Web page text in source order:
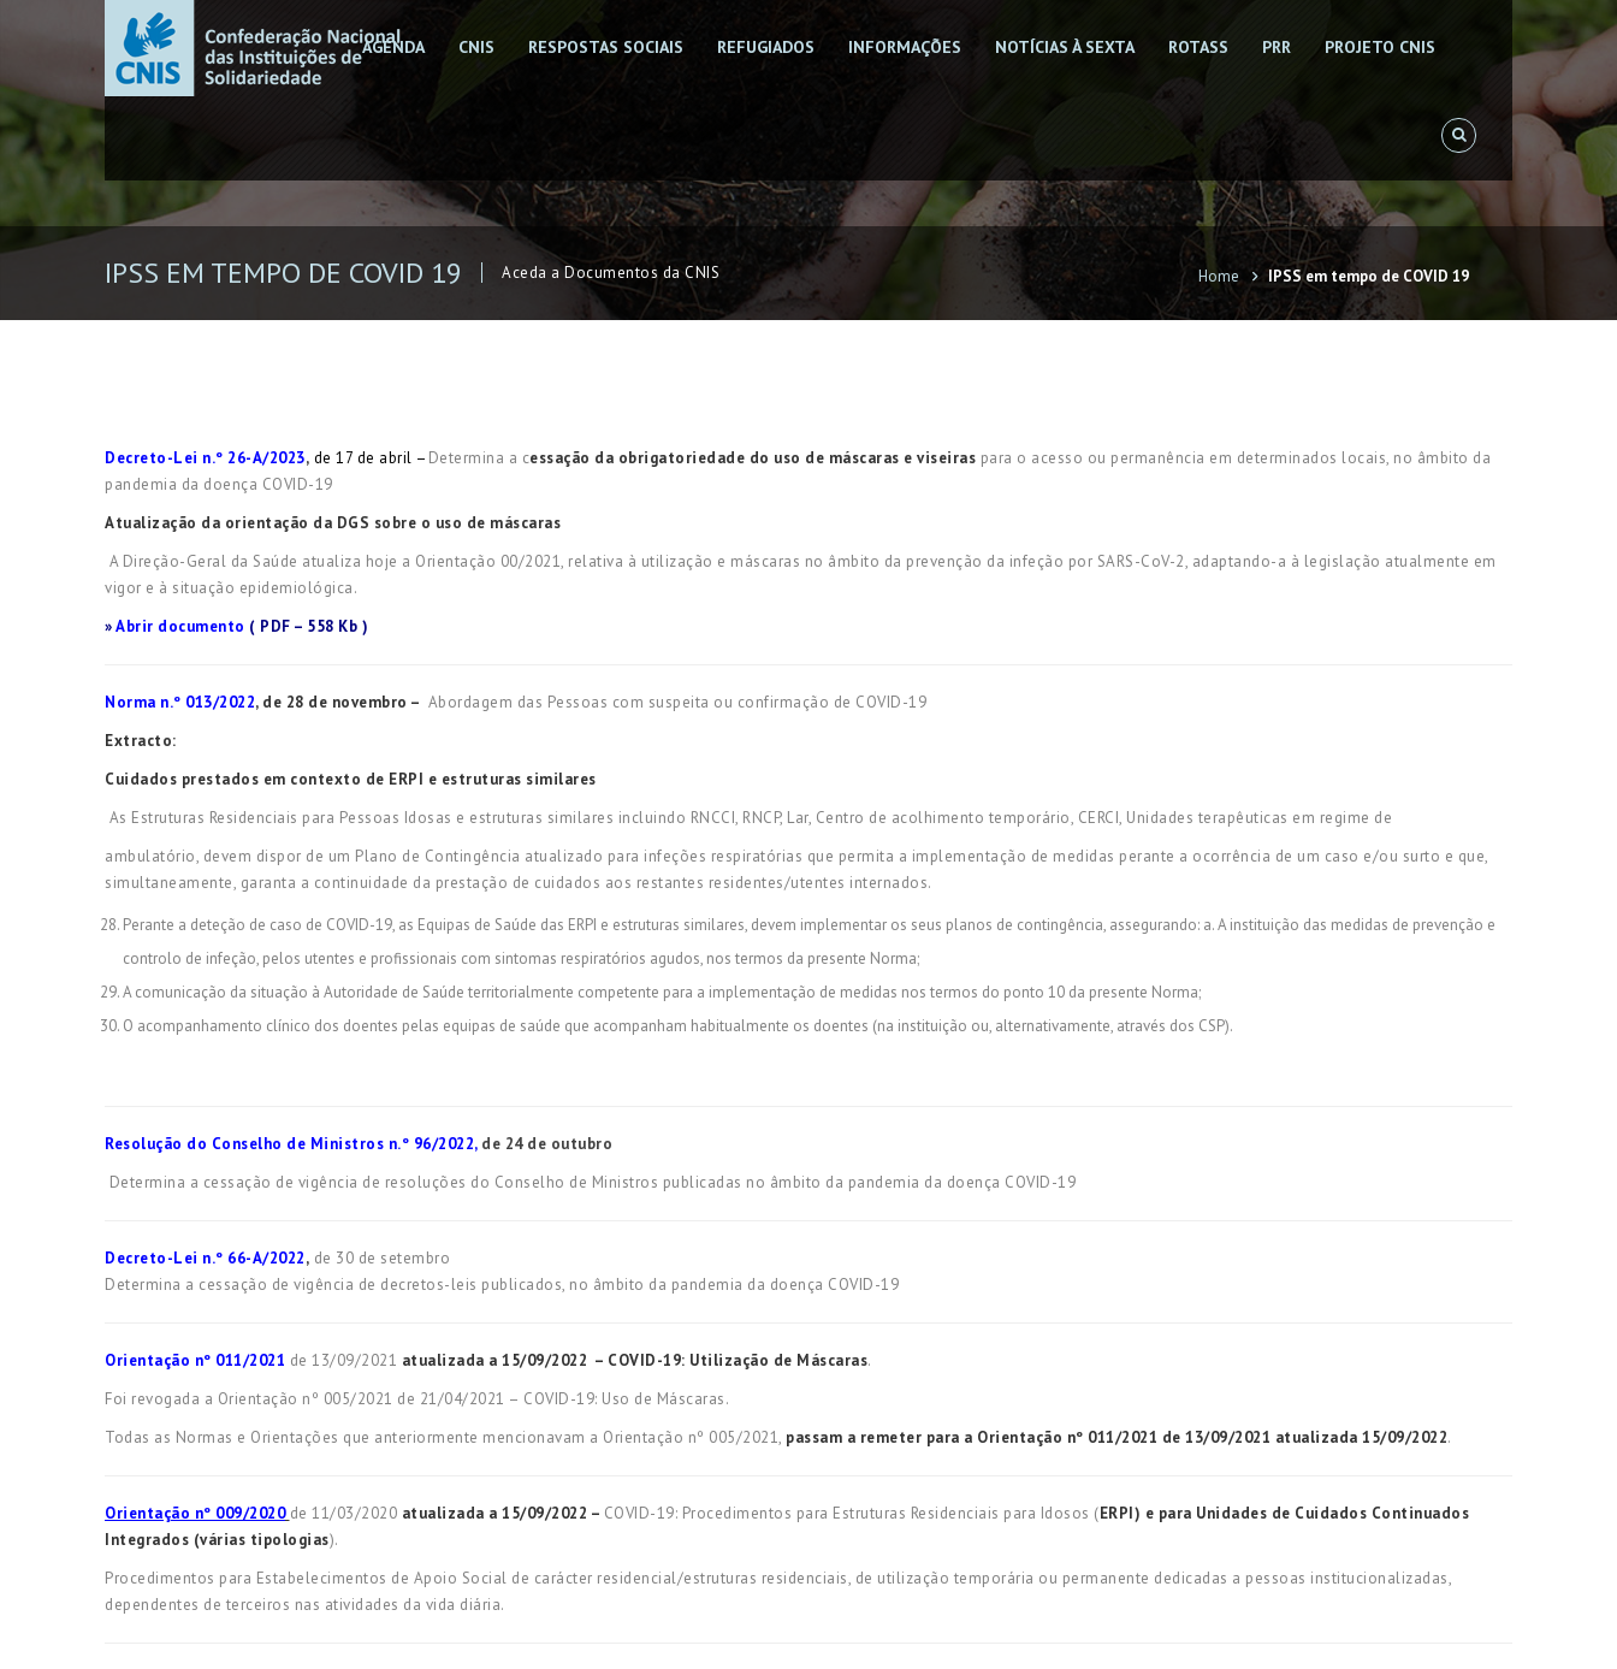
AGENDA CNIS RESPOSTAS SOCIAIS REFUGIADOS INFORMAÇÕES NOTÍCIAS À SEXTA ROTASS PRR PROJETO CNIS
IPSS EM TEMPO DE COVID 19 Aceda a Documentos da CNIS Home IPSS em tempo de COVID 19
Decreto-Lei n.º 26-A/2023, de 17 de abril – Determina a cessação da obrigatoriedade do uso de máscaras e viseiras para o acesso ou permanência em determinados locais, no âmbito da
pandemia da doença COVID-19
Atualização da orientação da DGS sobre o uso de máscaras
A Direção-Geral da Saúde atualiza hoje a Orientação 00/2021, relativa à utilização e máscaras no âmbito da prevenção da infeção por SARS-CoV-2, adaptando-a à legislação atualmente em
vigor e à situação epidemiológica.
»Abrir documento ( PDF – 558 Kb )
Norma n.º 013/2022, de 28 de novembro – Abordagem das Pessoas com suspeita ou confirmação de COVID-19
Extracto:
Cuidados prestados em contexto de ERPI e estruturas similares
As Estruturas Residenciais para Pessoas Idosas e estruturas similares incluindo RNCCI, RNCP, Lar, Centro de acolhimento temporário, CERCI, Unidades terapêuticas em regime de
ambulatório, devem dispor de um Plano de Contingência atualizado para infeções respiratórias que permita a implementação de medidas perante a ocorrência de um caso e/ou surto e que,
simultaneamente, garanta a continuidade da prestação de cuidados aos restantes residentes/utentes internados.
Perante a deteção de caso de COVID-19, as Equipas de Saúde das ERPI e estruturas similares, devem implementar os seus planos de contingência, assegurando: a. A instituição das medidas de prevenção e
controlo de infeção, pelos utentes e profissionais com sintomas respiratórios agudos, nos termos da presente Norma;
A comunicação da situação à Autoridade de Saúde territorialmente competente para a implementação de medidas nos termos do ponto 10 da presente Norma;
O acompanhamento clínico dos doentes pelas equipas de saúde que acompanham habitualmente os doentes (na instituição ou, alternativamente, através dos CSP).
Resolução do Conselho de Ministros n.º 96/2022,de 24 de outubro
Determina a cessação de vigência de resoluções do Conselho de Ministros publicadas no âmbito da pandemia da doença COVID-19
Decreto-Lei n.º 66-A/2022, de 30 de setembro
Determina a cessação de vigência de decretos-leis publicados, no âmbito da pandemia da doença COVID-19
Orientação nº 011/2021 de 13/09/2021 atualizada a 15/09/2022 – COVID-19: Utilização de Máscaras.
Foi revogada a Orientação nº 005/2021 de 21/04/2021 – COVID-19: Uso de Máscaras.
Todas as Normas e Orientações que anteriormente mencionavam a Orientação nº 005/2021, passam a remeter para a Orientação nº 011/2021 de 13/09/2021 atualizada 15/09/2022.
Orientação nº 009/2020 de 11/03/2020 atualizada a 15/09/2022 – COVID-19: Procedimentos para Estruturas Residenciais para Idosos (ERPI) e para Unidades de Cuidados Continuados
Integrados (várias tipologias).
Procedimentos para Estabelecimentos de Apoio Social de carácter residencial/estruturas residenciais, de utilização temporária ou permanente dedicadas a pessoas institucionalizadas,
dependentes de terceiros nas atividades da vida diária.